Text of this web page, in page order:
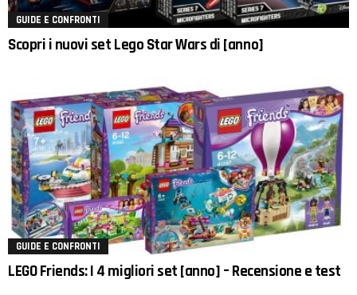
GUIDE E CONFRONTI
Scopri i nuovi set Lego Star Wars di [anno]
GUIDE E CONFRONTI
LEGO Friends: I 4 migliori set [anno] – Recensione e test